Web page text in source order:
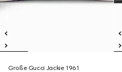
Große Gucci Jackie 1961